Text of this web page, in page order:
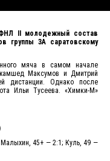
II молодежный состав
группы 3А саратовскому
мяча в самом начале
Максумов и Дмитрий
дистанции. Однако после
Ильи Тусеева. «Химки-М»
45+ — 2:1; Куль, 49 —